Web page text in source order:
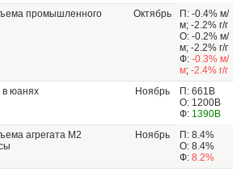
промышленного
Октябрь
П: -0.4% м/
м; -2.2% г/г
О: -0.2% м/
м; -2.2% г/г
Ф: -0.3% м/
м; -2.4% г/г
юанях Ноябрь
П: 661B
О: 1200B
Ф: 1390B
агрегата М2
Ноябрь
П: 8.4%
О: 8.4%
Ф: 8.2%